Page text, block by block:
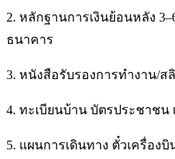
2. หลักฐานการเงินย้อนหลัง
ธนาคาร
3. หนังสือรับรองการทำงาน/ส
4. ทะเบียนบ้าน บัตรประชาชน
5. แผนการเดินทาง ตั๋วเครื่อง